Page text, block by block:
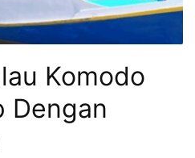
Komodo
Dengan